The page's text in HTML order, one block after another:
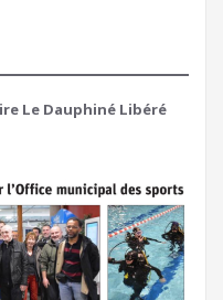
Le Dauphiné Libéré